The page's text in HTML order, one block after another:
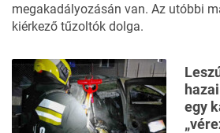
megakadályozásán van. Az utóbbi
kiérkező tűzoltók dolga.
egy